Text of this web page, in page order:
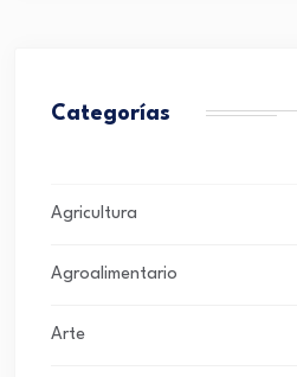
Categorías
Agricultura
Agroalimentario
Arte